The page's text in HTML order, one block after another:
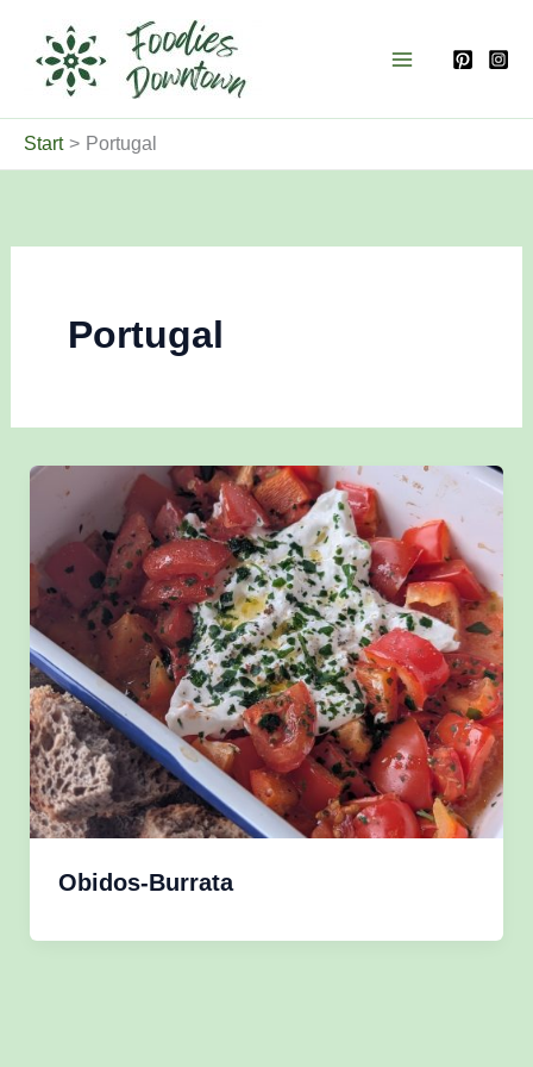
springen
Start Portugal
Portugal
Obidos-Burrata